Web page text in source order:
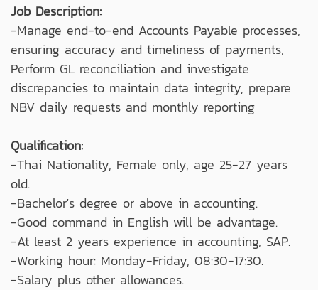
Job Description:
-Manage end-to-end Accounts Payable processes,
ensuring accuracy and timeliness of payments,
Perform GL reconciliation and investigate
discrepancies to maintain data integrity, prepare
NBV daily requests and monthly reporting
Qualification:
-Thai Nationality, Female only, age 25-27 years
old.
-Bachelor's degree or above in accounting.
-Good command in English will be advantage.
-At least 2 years experience in accounting, SAP.
-Working hour: Monday-Friday, 08:30-17:30.
-Salary plus other allowances.